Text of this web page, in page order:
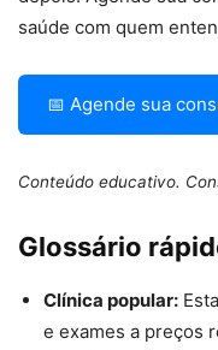
saúde com quem
📅 Agende sua
Conteúdo educativo.
Glossário
Clínica popular:
e exames a preços